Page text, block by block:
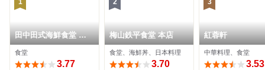
1
田中田式海鮮食堂 魚
忠
食堂
3.77
2
梅山鉄平食堂 本店
食堂、海鮮丼、日本料理
3.70
3
紅蓉軒
中華料理、食堂
3.53